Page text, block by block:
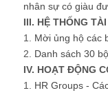
nhân sự có giàu
III. HỆ THỐNG
1. Mời ủng hộ các
2. Danh sách 30
IV. HOẠT ĐỘNG
1. HR Groups -